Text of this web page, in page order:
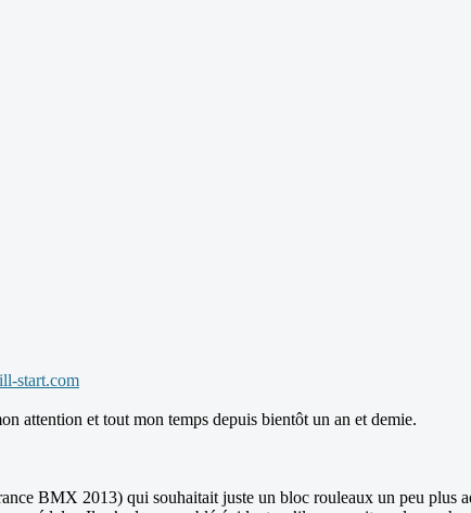
start.com
attention et tout mon temps depuis bientôt un an et demie.
BMX 2013) qui souhaitait juste un bloc rouleaux un peu plus